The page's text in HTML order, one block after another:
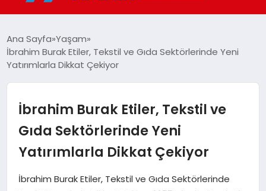
EĞITIM
MAGAZIN
SIYASET
Ana Sayfa Yaşam
İbrahim Burak Etiler, Tekstil ve Gıda Sektörlerinde Yeni
Yatırımlarla Dikkat Çekiyor
İbrahim Burak Etiler, Tekstil ve
Gıda Sektörlerinde Yeni
Yatırımlarla Dikkat Çekiyor
İbrahim Burak Etiler, Tekstil ve Gıda Sektörlerinde